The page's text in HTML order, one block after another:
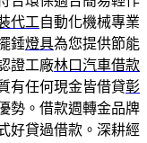
代工自動化機械專業
錘燈具為您提供節能
證工廠林口汽車借款
有任何現金皆借貸彰
勢。借款週轉金品牌
好貸過借款。深耕經